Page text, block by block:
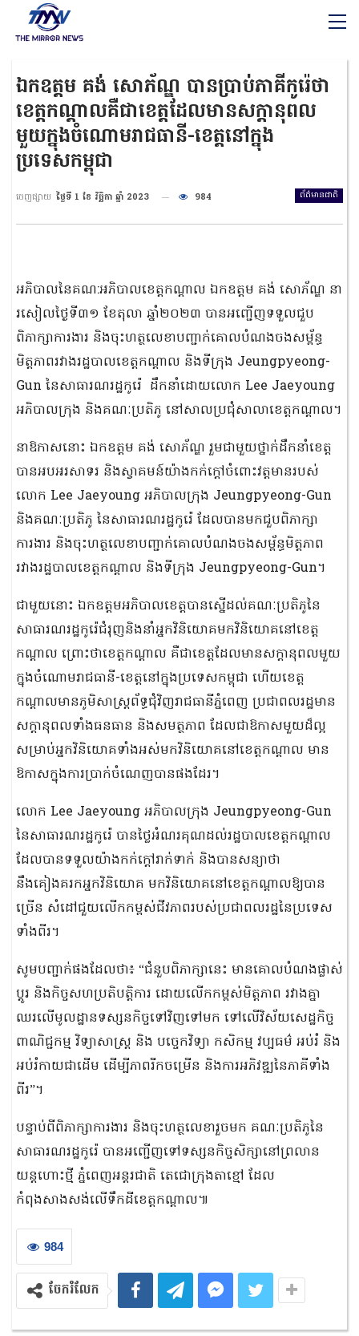
ឯកឧត្តម គង់ សោភ័ណ្ឌ បានប្រាប់ភាគីកូរ៉េថា
ខេត្តកណ្ដាលគឺជាខេត្តដែលមានសក្ដានុពល
មួយក្នុងចំណោមរាជធានី-ខេត្តនៅក្នុង
ប្រទេសកម្ពុជា
ព័ត៌មានជាតិ
ចេញផ្សាយ ថ្ងៃទី 1 ខែ វិច្ឆិកា ឆ្នាំ 2023 984
អភិបាលនៃគណ:អភិបាលខេត្តកណ្ដាល ឯកឧត្តម គង់ សោភ័ណ្ឌ នា
រសៀលថ្ងៃទី៣១ ខែតុលា ឆ្នាំ២០២៣ បានអញ្ជើញទទួលជួប
ពិភាក្សាការងារ និងចុះហត្ថលេខាបញ្ជាក់គោលបំណងចងសម្ព័ន្ធ
មិត្តភាពរវាងរដ្ឋបាលខេត្តកណ្ដាល និងទីក្រុង Jeungpyeong-
Gun នៃសាធារណរដ្ឋកូរ៉េ ដឹកនាំដោយលោក Lee Jaeyoung
អភិបាលក្រុង និងគណៈប្រតិភូ នៅសាលប្រជុំសាលាខេត្តកណ្តាល។
នាឱកាសនោះ ឯកឧត្តម គង់ សោភ័ណ្ឌ រួមជាមួយថ្នាក់ដឹកនាំខេត្ត
បានអបអរសាទរ និងស្វាគមន៍យ៉ាងកក់ក្ដៅចំពោះវត្តមានរបស់
លោក Lee Jaeyoung អភិបាលក្រុង Jeungpyeong-Gun
និងគណៈប្រតិភូ នៃសាធារណរដ្ឋកូរ៉េ ដែលបានមកជួបពិភាក្សា
ការងារ និងចុះហត្ថលេខាបញ្ជាក់គោលបំណងចងសម្ព័ន្ធមិត្តភាព
រវាងរដ្ឋបាលខេត្តកណ្ដាល និងទីក្រុង Jeungpyeong-Gun។
ជាមួយនោះ ឯកឧត្តមអភិបាលខេត្តបានស្នើដល់គណៈប្រតិភូនៃ
សាធារណរដ្ឋកូរ៉េជំរុញនិងនាំអ្នកវិនិយោគមកវិនិយោគនៅខេត្ត
កណ្ដាល ព្រោះថាខេត្តកណ្ដាល គឺជាខេត្តដែលមានសក្ដានុពលមួយ
ក្នុងចំណោមរាជធានី-ខេត្តនៅក្នុងប្រទេសកម្ពុជា ហើយខេត្ត
កណ្ដាលមានភូមិសាស្ត្រព័ទ្ធជុំវិញរាជធានីភ្នំពេញ ប្រជាពលរដ្ឋមាន
សក្ដានុពលទាំងធនធាន និងសមត្ថភាព ដែលជាឱកាសមួយដ៏ល្អ
សម្រាប់អ្នកវិនិយោគទាំងអស់មកវិនិយោគនៅខេត្តកណ្ដាល មាន
ឱកាសក្នុងការប្រាក់ចំណេញបានផងដែរ។
លោក Lee Jaeyoung អភិបាលក្រុង Jeungpyeong-Gun
នៃសាធារណរដ្ឋកូរ៉េ បានថ្លៃអំណរគុណដល់រដ្ឋបាលខេត្តកណ្ដាល
ដែលបានទទួលយ៉ាងកក់ក្ដៅរាក់ទាក់ និងបានសន្យាថា
នឹងគៀងគរកអ្នកវិនិយោគ មកវិនិយោគនៅខេត្តកណ្ដាលឱ្យបាន
ច្រើន សំដៅជួយលើកកម្ពស់ជីវភាពរបស់ប្រជាពលរដ្ឋនៃប្រទេស
ទាំងពីរ។
សូមបញ្ជាក់ផងដែលថា៖ “ជំនួបពិភាក្សានេះ មានគោលបំណងផ្លាស់
ប្ដូរ និងកិច្ចសហប្រតិបត្តិការ ដោយលើកកម្ពស់មិត្តភាព រវាងគ្នា
ឈរលើមូលដ្ឋានទស្សនកិច្ចទៅវិញទៅមក ទៅលើវិស័យសេដ្ឋកិច្ច
ពាណិជ្ជកម្ម វិទ្យាសាស្ត្រ និង បច្ចេកវិទ្យា កសិកម្ម វប្បធម៌ អប់រំ និង
អប់រំកាយជាដើម ដើម្បីភាពរីកចម្រើន និងការអភិវឌ្ឍនៃភាគីទាំង
ពីរ”។
បន្ទាប់ពីពិភាក្សាការងារ និងចុះហត្ថលេខារួចមក គណៈប្រតិភូនៃ
សាធារណរដ្ឋកូរ៉េ បានអញ្ជើញទៅទស្សនកិច្ចសិក្សានៅព្រលាន
យន្តហោះថ្មី ភ្នំពេញអន្តរជាតិ តេជោក្រុងតាខ្មៅ ដែល
កំពុងសាងសង់លើទឹកដីខេត្តកណ្ដាល៕
984
ចែករំលែក